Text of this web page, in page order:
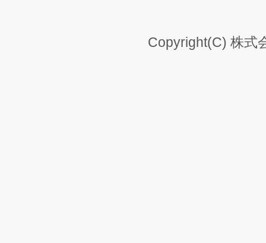
Copyright(C) 株式